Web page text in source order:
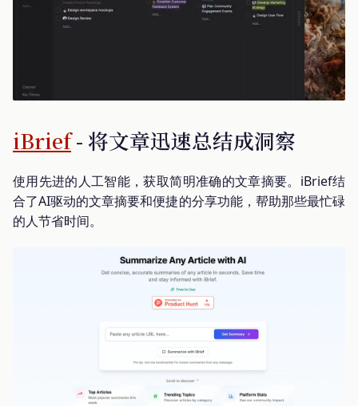
iBrief- 将文章迅速总结成洞察
使用先进的人工智能，获取简明准确的文章摘要。iBrief结
合了AI驱动的文章摘要和便捷的分享功能，帮助那些最忙碌
的人节省时间。